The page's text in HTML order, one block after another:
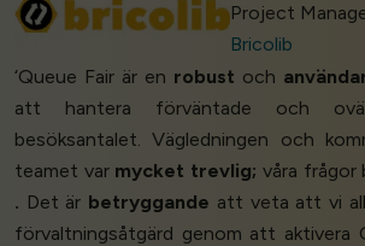
Project
Bricolib
‘Queue Fair är en robust och
att hantera förväntade och
besöksantalet. Vägledningen och
teamet var mycket trevlig; våra frågor
. Det är betryggande att veta att vi
förvaltningsåtgärd genom att aktivera